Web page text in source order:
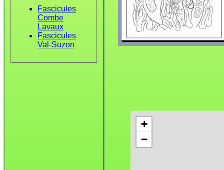
Fascicules
Combe
Lavaux
Fascicules
Val-Suzon
+
−